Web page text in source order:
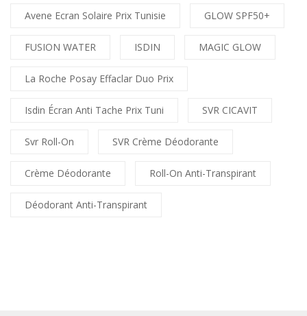
Avene Ecran Solaire Prix Tunisie GLOW SPF50+
FUSION WATER ISDIN MAGIC GLOW
La Roche Posay Effaclar Duo Prix
Isdin Écran Anti Tache Prix Tuni SVR CICAVIT
Svr Roll-On SVR Crème Déodorante
Crème Déodorante Roll-On Anti-Transpirant
Déodorant Anti-Transpirant